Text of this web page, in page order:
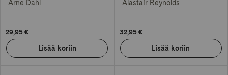
Arne Dahl
29,95 €
Alastair Reynolds
32,95 €